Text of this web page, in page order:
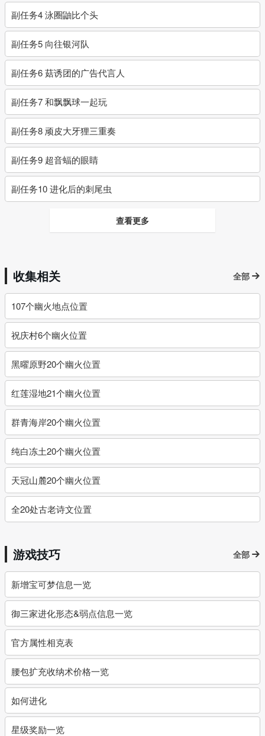
副任务4 泳圈鼬比个头
副任务5 向往银河队
副任务6 菇诱团的广告代言人
副任务7 和飘飘球一起玩
副任务8 顽皮大牙狸三重奏
副任务9 超音蝠的眼睛
副任务10 进化后的刺尾虫
查看更多
收集相关 全部
107个幽火地点位置
祝庆村6个幽火位置
黑曜原野20个幽火位置
红莲湿地21个幽火位置
群青海岸20个幽火位置
纯白冻土20个幽火位置
天冠山麓20个幽火位置
全20处古老诗文位置
游戏技巧 全部
新增宝可梦信息一览
御三家进化形态&弱点信息一览
官方属性相克表
腰包扩充收纳术价格一览
如何进化
星级奖励一览